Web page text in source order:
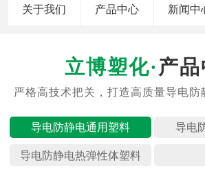
关于我们 产品中心 新闻中
产
导电防静 导电
导电防静